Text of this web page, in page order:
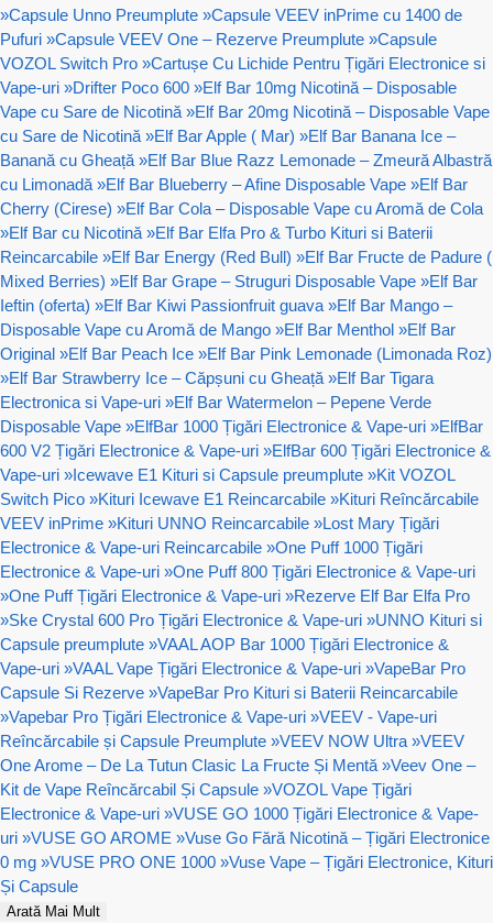
»Capsule Unno Preumplute »Capsule VEEV inPrime cu 1400 de
Pufuri »Capsule VEEV One – Rezerve Preumplute »Capsule
VOZOL Switch Pro »Cartușe Cu Lichide Pentru Țigări Electronice si
Vape-uri »Drifter Poco 600 »Elf Bar 10mg Nicotină – Disposable
Vape cu Sare de Nicotină »Elf Bar 20mg Nicotină – Disposable Vape
cu Sare de Nicotină »Elf Bar Apple ( Mar) »Elf Bar Banana Ice –
Banană cu Gheață »Elf Bar Blue Razz Lemonade – Zmeură Albastră
cu Limonadă »Elf Bar Blueberry – Afine Disposable Vape »Elf Bar
Cherry (Cirese) »Elf Bar Cola – Disposable Vape cu Aromă de Cola
»Elf Bar cu Nicotină »Elf Bar Elfa Pro & Turbo Kituri si Baterii
Reincarcabile »Elf Bar Energy (Red Bull) »Elf Bar Fructe de Padure (
Mixed Berries) »Elf Bar Grape – Struguri Disposable Vape »Elf Bar
Ieftin (oferta) »Elf Bar Kiwi Passionfruit guava »Elf Bar Mango –
Disposable Vape cu Aromă de Mango »Elf Bar Menthol »Elf Bar
Original »Elf Bar Peach Ice »Elf Bar Pink Lemonade (Limonada Roz)
»Elf Bar Strawberry Ice – Căpșuni cu Gheață »Elf Bar Tigara
Electronica si Vape-uri »Elf Bar Watermelon – Pepene Verde
Disposable Vape »ElfBar 1000 Țigări Electronice & Vape-uri »ElfBar
600 V2 Țigări Electronice & Vape-uri »ElfBar 600 Țigări Electronice &
Vape-uri »Icewave E1 Kituri si Capsule preumplute »Kit VOZOL
Switch Pico »Kituri Icewave E1 Reincarcabile »Kituri Reîncărcabile
VEEV inPrime »Kituri UNNO Reincarcabile »Lost Mary Țigări
Electronice & Vape-uri Reincarcabile »One Puff 1000 Țigări
Electronice & Vape-uri »One Puff 800 Țigări Electronice & Vape-uri
»One Puff Țigări Electronice & Vape-uri »Rezerve Elf Bar Elfa Pro
»Ske Crystal 600 Pro Țigări Electronice & Vape-uri »UNNO Kituri si
Capsule preumplute »VAAL AOP Bar 1000 Țigări Electronice &
Vape-uri »VAAL Vape Țigări Electronice & Vape-uri »VapeBar Pro
Capsule Si Rezerve »VapeBar Pro Kituri si Baterii Reincarcabile
»Vapebar Pro Țigări Electronice & Vape-uri »VEEV - Vape-uri
Reîncărcabile și Capsule Preumplute »VEEV NOW Ultra »VEEV
One Arome – De La Tutun Clasic La Fructe Și Mentă »Veev One –
Kit de Vape Reîncărcabil Și Capsule »VOZOL Vape Țigări
Electronice & Vape-uri »VUSE GO 1000 Țigări Electronice & Vape-
uri »VUSE GO AROME »Vuse Go Fără Nicotină – Țigări Electronice
0 mg »VUSE PRO ONE 1000 »Vuse Vape – Țigări Electronice, Kituri
Și Capsule
Arată Mai Mult